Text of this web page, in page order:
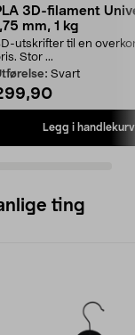
3D-filament
mm, 1 kg
utskrifter til en
Stor ...
Svart
Legg i handlekurv
ting